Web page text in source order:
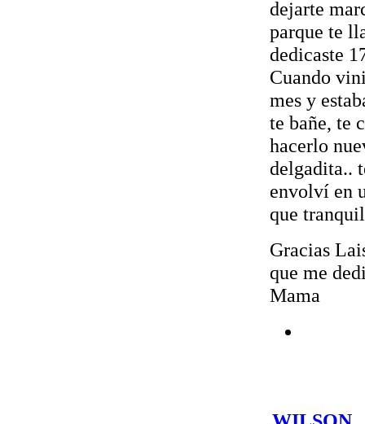
dejarte
parque te
dedicaste
Cuando
mes y
te bañe, te
hacerlo
delgadita..
envolví en
que
Gracias
que me
Mama